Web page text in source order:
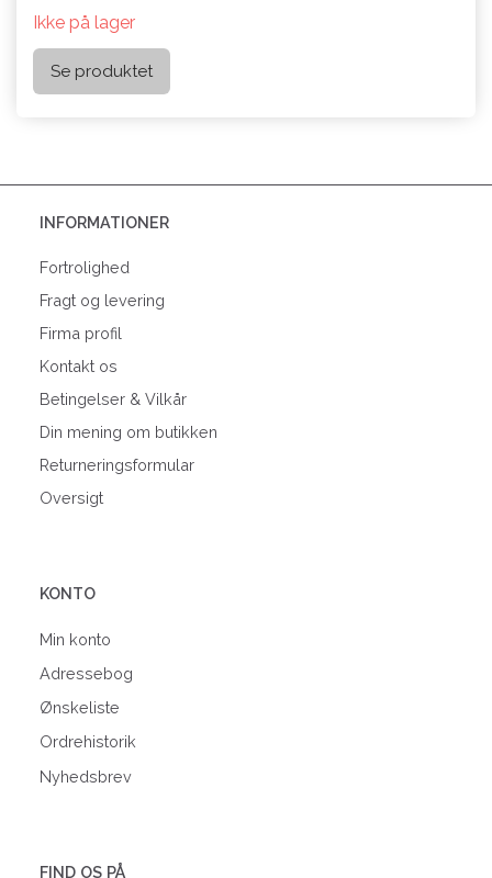
Ikke på lager
Se produktet
INFORMATIONER
Fortrolighed
Fragt og levering
Firma profil
Kontakt os
Betingelser & Vilkår
Din mening om butikken
Returneringsformular
Oversigt
KONTO
Min konto
Adressebog
Ønskeliste
Ordrehistorik
Nyhedsbrev
FIND OS PÅ